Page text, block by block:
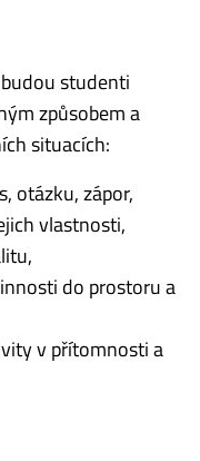
studenti
způsobem a
situacích:
otázku, zápor,
vlastnosti,
do prostoru a
v přítomnosti a